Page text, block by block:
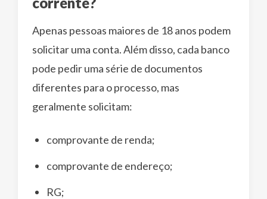
Apenas pessoas maiores de 18 anos podem
solicitar uma conta. Além disso, cada banco
pode pedir uma série de documentos
diferentes para o processo, mas
geralmente solicitam:
comprovante de renda;
comprovante de endereço;
RG;